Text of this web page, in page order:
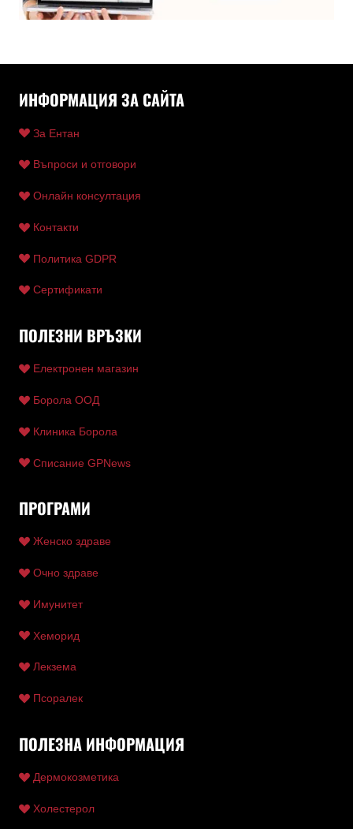
ИНФОРМАЦИЯ ЗА САЙТА
За Ентан
Въпроси и отговори
Онлайн консултация
Контакти
Политика GDPR
Сертификати
ПОЛЕЗНИ ВРЪЗКИ
Електронен магазин
Борола ООД
Клиника Борола
Списание GPNews
ПРОГРАМИ
Женско здраве
Очно здраве
Имунитет
Хеморид
Лекзема
Псоралек
ПОЛЕЗНА ИНФОРМАЦИЯ
Дермокозметика
Холестерол